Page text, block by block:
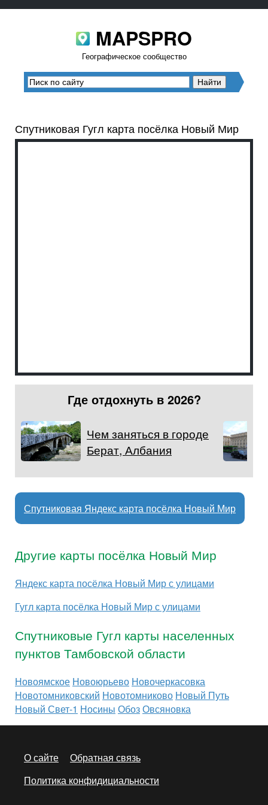
MAPSPRO
Географическое сообщество
Спутниковая Гугл карта посёлка Новый Мир
Где отдохнуть в 2026?
Чем заняться в городе
Берат, Албания
Спутниковая Яндекс карта посёлка Новый Мир
Другие карты посёлка Новый Мир
Яндекс карта посёлка Новый Мир с улицами
Гугл карта посёлка Новый Мир с улицами
Спутниковые Гугл карты населенных
пунктов Тамбовской области
Новоямское Новоюрьево Новочеркасовка
Новотомниковский Новотомниково Новый Путь
Новый Свет-1 Носины ОбозОвсяновка
О сайте
Обратная связь
Политика конфидициальности